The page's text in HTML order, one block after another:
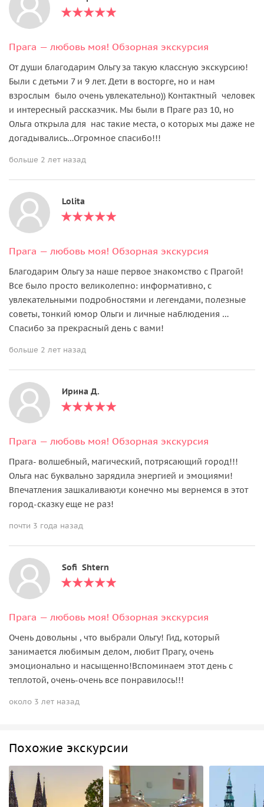
Прага — любовь моя! Oбзорная экскурсия
От души благодарим Ольгу за такую классную экскурсию!
Были с детьми 7 и 9 лет. Дети в восторге, но и нам
взрослым было очень увлекательно)) Контактный человек
и интересный рассказчик. Мы были в Праге раз 10, но
Ольга открыла для нас такие места, о которых мы даже не
догадывались…Огромное спасибо!!!
больше 2 лет назад
Lolita
Прага — любовь моя! Oбзорная экскурсия
Благодарим Ольгу за наше первое знакомство с Прагой!
Все было просто великолепно: информативно, с
увлекательными подробностями и легендами, полезные
советы, тонкий юмор Ольги и личные наблюдения …
Спасибо за прекрасный день с вами!
больше 2 лет назад
Ирина Д.
Прага — любовь моя! Oбзорная экскурсия
Прага- волшебный, магический, потрясающий город!!!
Ольга нас буквально зарядила энергией и эмоциями!
Впечатления зашкаливают,и конечно мы вернемся в этот
город-сказку еще не раз!
почти 3 года назад
Sofi Shtern
Прага — любовь моя! Oбзорная экскурсия
Очень довольны , что выбрали Ольгу! Гид, который
занимается любимым делом, любит Прагу, очень
эмоционально и насыщенно!Вспоминаем этот день с
теплотой, очень-очень все понравилось!!!
около 3 лет назад
Похожие экскурсии